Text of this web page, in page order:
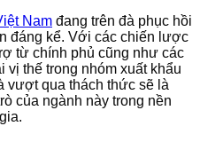
Nam đang trên đà phục hồi
đáng kể. Với các chiến lược
từ chính phủ cũng như các
vị thế trong nhóm xuất khẩu
vượt qua thách thức sẽ là
của ngành này trong nền